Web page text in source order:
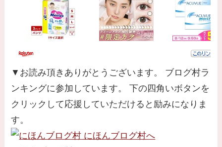
▼お読み頂きありがとうございます。 ブログ村ラ
ンキングに参加しています。 下の四角いボタンを
クリックして応援していただけると励みになりま
す。